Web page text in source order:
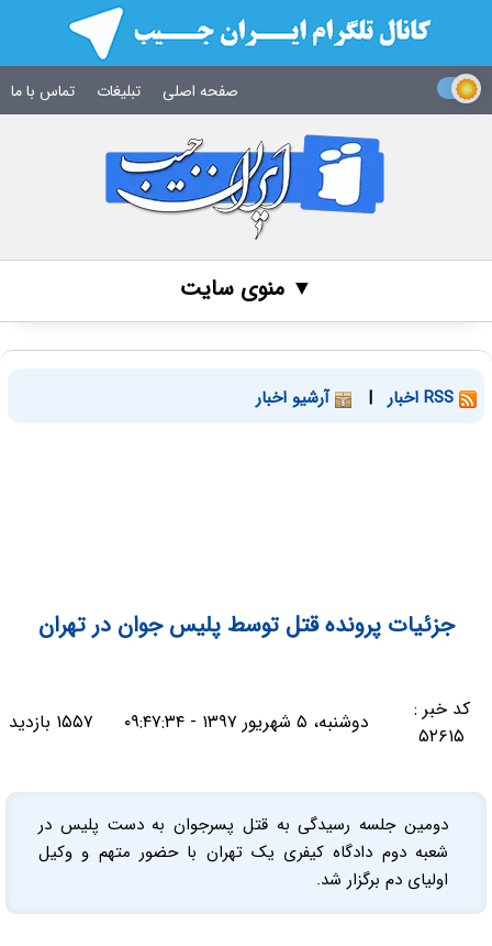
صفحه اصلی تبلیغات تماس با ما
▼ منوی سایت
| آرشیو اخبار
جزئیات پرونده قتل توسط پلیس جوان در تهران
کد خبر :
۵۲۶۱۵
دوشنبه، ۵ شهریور ۱۳۹۷ - ۰۹:۴۷:۳۴ ۱۵۵۷ بازدید
دومین جلسه رسیدگی به قتل پسرجوان به دست پلیس در
شعبه دوم دادگاه کیفری یک تهران با حضور متهم و وکیل
اولیای دم برگزار شد.